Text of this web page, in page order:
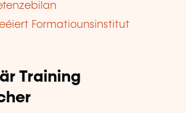
Formatiounsinstitut
Training